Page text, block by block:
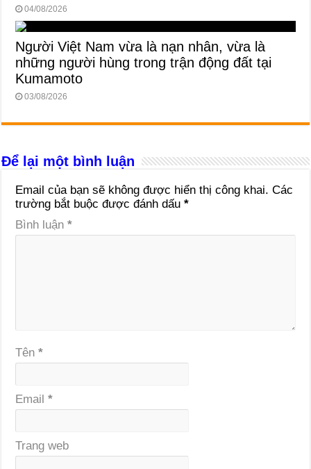
04/08/2026
Người Việt Nam vừa là nạn nhân, vừa là
những người hùng trong trận động đất tại
Kumamoto
03/08/2026
Để lại một bình luận
Email của bạn sẽ không được hiển thị công khai. Các
trường bắt buộc được đánh dấu*
Bình luận*
Tên*
Email*
Trang web